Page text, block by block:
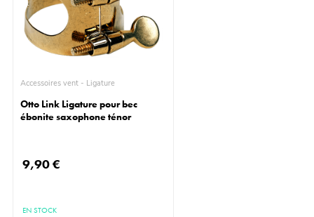
Accessoires vent - Ligature
Otto Link Ligature pour bec
ébonite saxophone ténor
9,90 €
EN STOCK